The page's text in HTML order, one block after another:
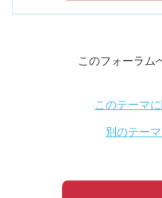
このフォーラム
このテーマ
別のテー